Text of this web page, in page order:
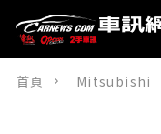
首頁 Mitsubishi